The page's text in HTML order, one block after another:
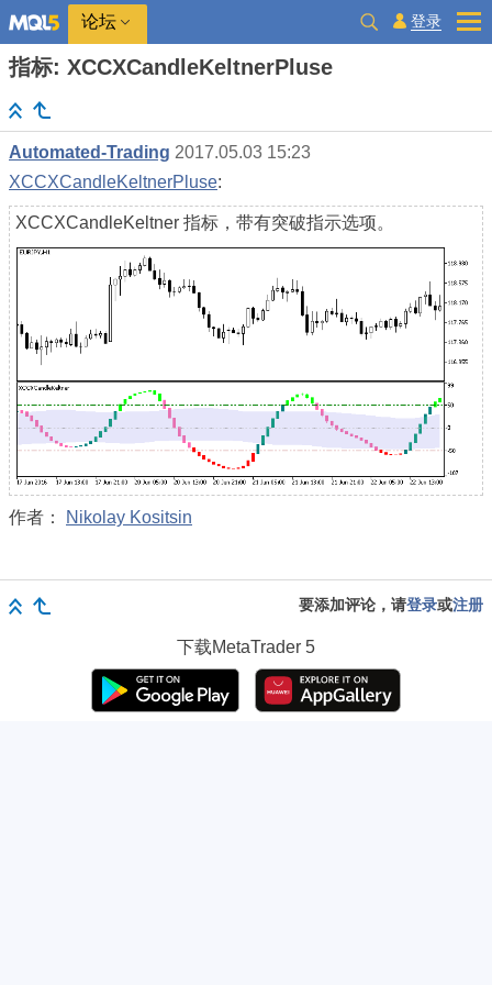
论坛 登录
指标: XCCXCandleKeltnerPluse
Automated-Trading 2017.05.03 15:23
XCCXCandleKeltnerPluse:
XCCXCandleKeltner 指标，带有突破指示选项。
作者： Nikolay Kositsin
要添加评论，请登录或注册
下载MetaTrader 5